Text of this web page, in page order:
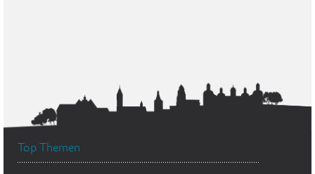
Top Themen